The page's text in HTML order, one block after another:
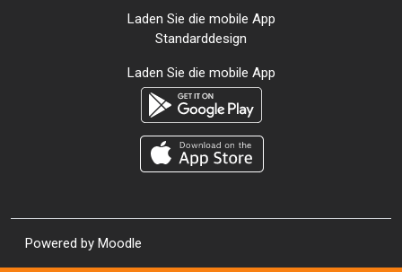
Laden Sie die mobile App
Standarddesign
Laden Sie die mobile App
Powered by Moodle